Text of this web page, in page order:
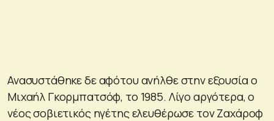
Ανασυστάθηκε δε αφότου ανήλθε στην εξουσία ο
Μιχαήλ Γκορμπατσόφ, το 1985. Λίγο αργότερα, ο
νέος σοβιετικός ηγέτης ελευθέρωσε τον Ζαχάροφ